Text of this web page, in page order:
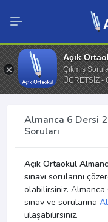
Açık
Çıkmış
ÜCRETSİZ -
Almanca 6 Dersi
Soruları
Açık Ortaokul
sınavı sorularını
olabilirsiniz. Almanca
sınav ve sorularına
ulaşabilirsiniz.